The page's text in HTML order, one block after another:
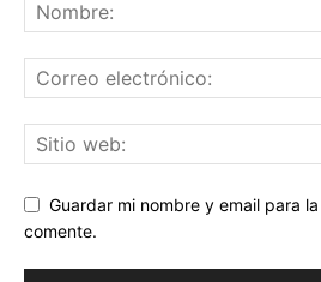
Guardar mi nombre y email para
comente.